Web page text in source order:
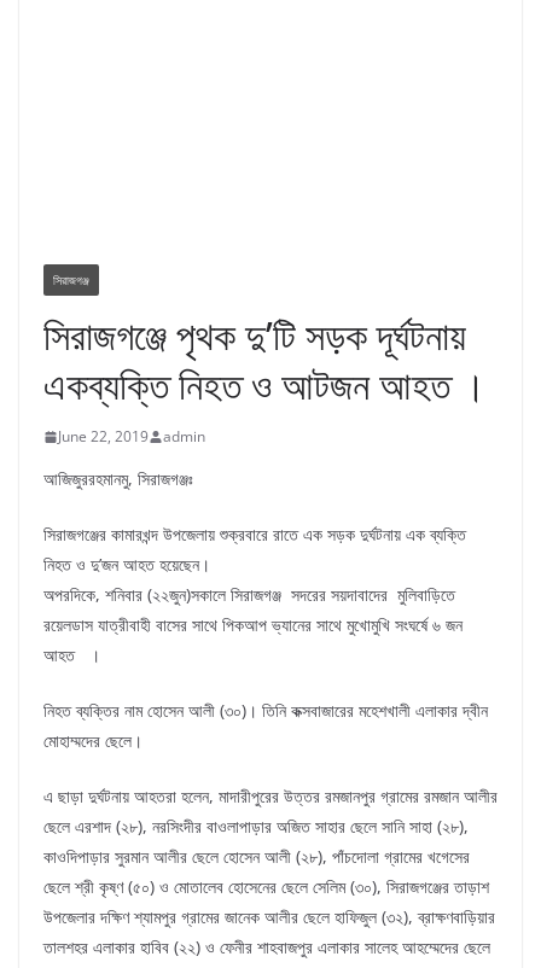
সিরাজগঞ্জ
সিরাজগঞ্জে পৃথক দু’টি সড়ক দূর্ঘটনায়
একব্যক্তি নিহত ও আটজন আহত ।
June 22, 2019 admin
আজিজুররহমানমু, সিরাজগঞ্জঃ
সিরাজগঞ্জের কামারখন্দ উপজেলায় শুক্রবারে রাতে এক সড়ক দুর্ঘটনায় এক ব্যক্তি
নিহত ও দু’জন আহত হয়েছেন।
অপরদিকে, শনিবার (২২জুন)সকালে সিরাজগঞ্জ সদরের সয়দাবাদের মুলিবাড়িতে
রয়েলডাস যাত্রীবাহী বাসের সাথে পিকআপ ভ্যানের সাথে মুখোমুখি সংঘর্ষে ৬ জন
আহত ।
নিহত ব্যক্তির নাম হোসেন আলী (৩০)। তিনি কক্সবাজারের মহেশখালী এলাকার দ্বীন
মোহাম্মদের ছেলে।
এ ছাড়া দুর্ঘটনায় আহতরা হলেন, মাদারীপুরের উত্তর রমজানপুর গ্রামের রমজান আলীর
ছেলে এরশাদ (২৮), নরসিংদীর বাওলাপাড়ার অজিত সাহার ছেলে সানি সাহা (২৮),
কাওদিপাড়ার সুরমান আলীর ছেলে হোসেন আলী (২৮), পাঁচদোলা গ্রামের খগেসের
ছেলে শ্রী কৃষ্ণ (৫০) ও মোতালেব হোসেনের ছেলে সেলিম (৩০), সিরাজগঞ্জের তাড়াশ
উপজেলার দক্ষিণ শ্যামপুর গ্রামের জানেক আলীর ছেলে হাফিজুল (৩২), ব্রাক্ষণবাড়িয়ার
তালশহর এলাকার হাবিব (২২) ও ফেনীর শাহবাজপুর এলাকার সালেহ আহম্মেদের ছেলে